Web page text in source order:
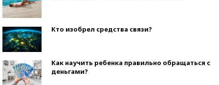
Кто изобрел средства связи?
Как научить ребенка правильно обращаться с
деньгами?